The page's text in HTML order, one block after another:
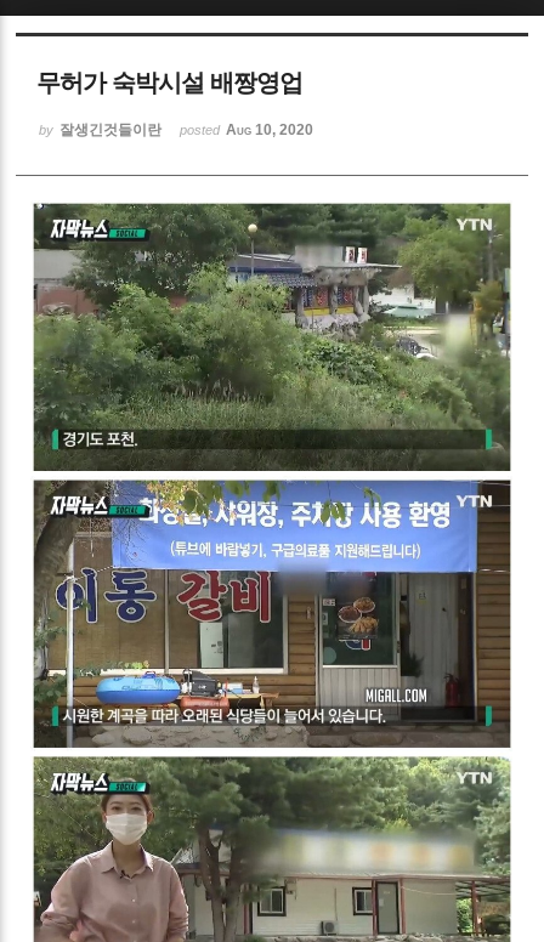
무허가 숙박시설 배짱영업
by 잘생긴것들이란 posted Aug 10, 2020
Sketchbook5, 스케치북5
Sketchbook5, 스케치북5